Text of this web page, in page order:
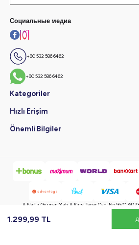
1.299,99 TL
Социальные медиа
+90 532 586 6462
+90 532 586 6462
Kategoriler
Hızlı Erişim
Önemli Bilgiler
A.Nafiz Gürman Mah. A.Kutsi Tecer Cad. No:56/C